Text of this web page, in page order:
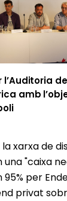
l’Auditoria
amb
la xarxa de
"caixa
per
privat